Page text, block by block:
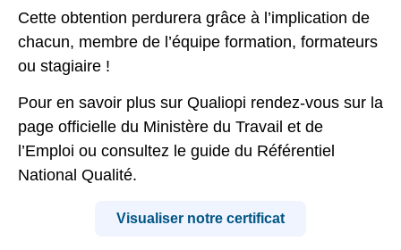
Cette obtention perdurera grâce à l’implication de
chacun, membre de l’équipe formation, formateurs
ou stagiaire !
Pour en savoir plus sur Qualiopi rendez-vous sur la
page officielle du Ministère du Travail et de
l’Emploi ou consultez le guide du Référentiel
National Qualité.
Visualiser notre certificat